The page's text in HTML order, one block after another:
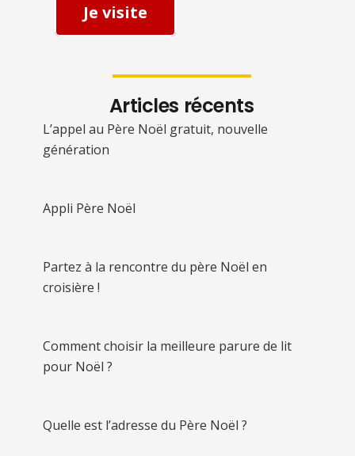
Je visite
Articles récents
L’appel au Père Noël gratuit, nouvelle
génération
Appli Père Noël
Partez à la rencontre du père Noël en
croisière !
Comment choisir la meilleure parure de lit
pour Noël ?
Quelle est l’adresse du Père Noël ?